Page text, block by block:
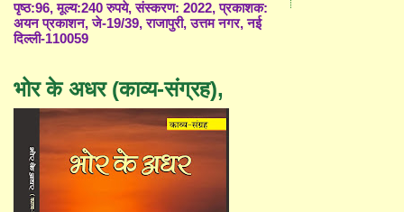
पृष्ठ:96, मूल्य:240 रुपये, संस्करण: 2022, प्रकाशक:
अयन प्रकाशन, जे-19/39, राजापुरी, उत्तम नगर, नई
दिल्ली-110059
भोर के अधर (काव्य-संग्रह),